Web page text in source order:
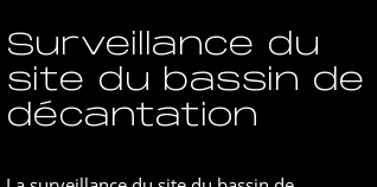
Surveillance du
site du bassin de
décantation